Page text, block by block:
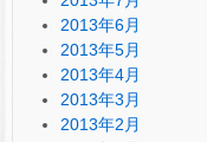
2013年6月
2013年5月
2013年4月
2013年3月
2013年2月